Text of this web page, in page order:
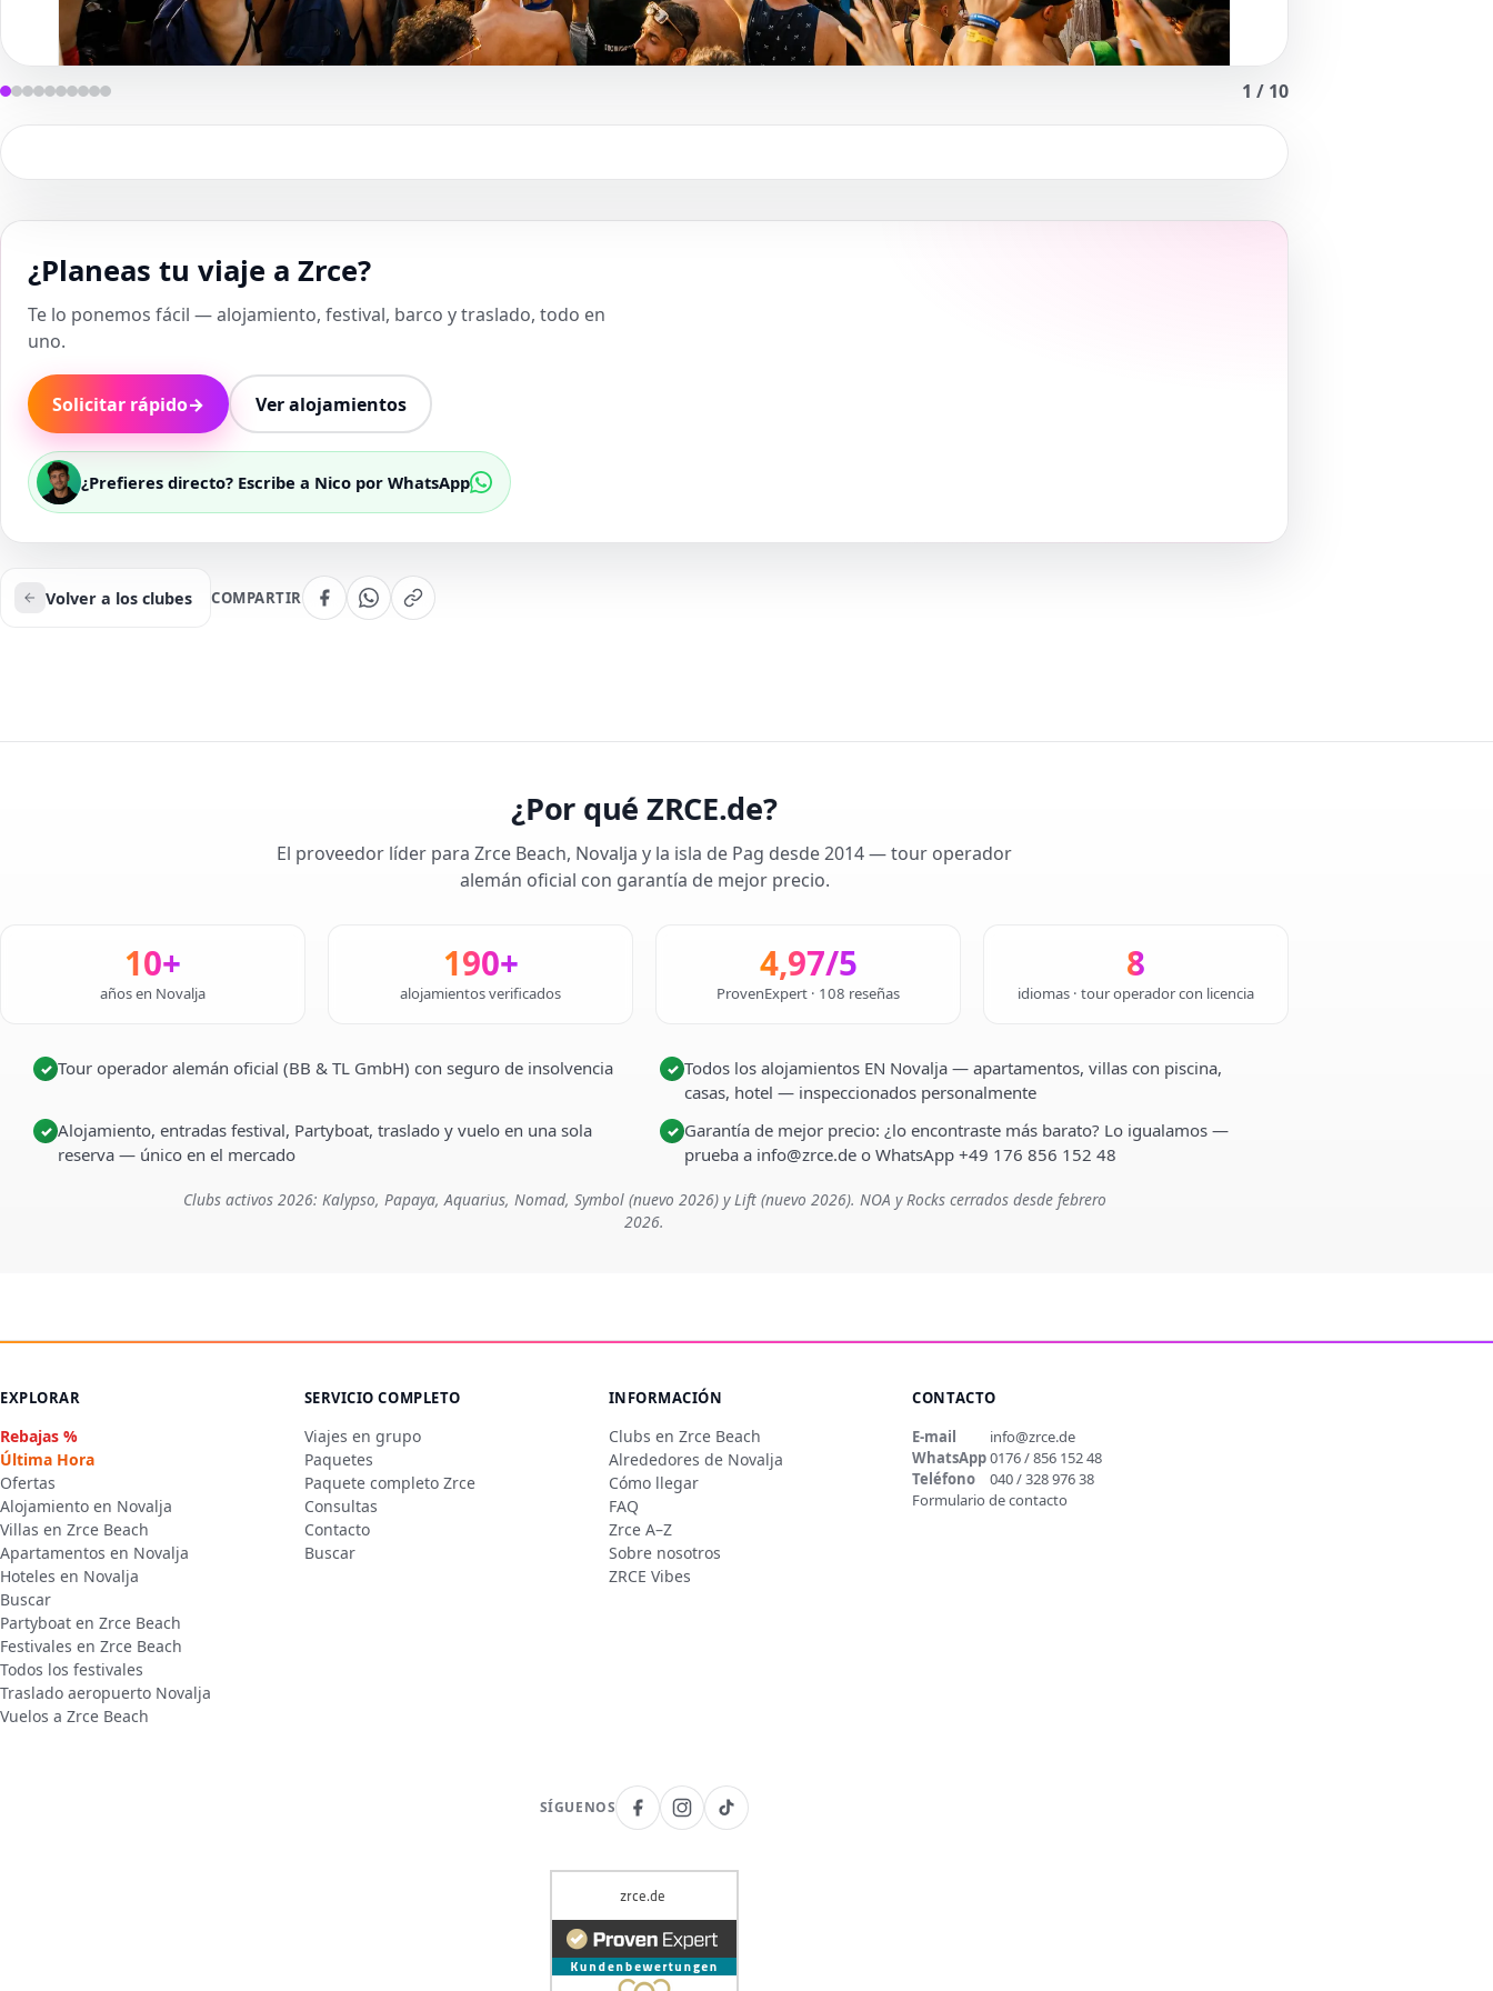
1 / 10
¿Planeas tu viaje a Zrce?
Te lo ponemos fácil — alojamiento, festival, barco y traslado, todo en
uno.
Solicitar rápido→ Ver alojamientos
¿Prefieres directo? Escribe a Nico por WhatsApp
Volver a los clubes COMPARTIR
¿Por qué ZRCE.de?
El proveedor líder para Zrce Beach, Novalja y la isla de Pag desde 2014 — tour operador
alemán oficial con garantía de mejor precio.
10+
años en Novalja
190+
alojamientos verificados
4,97/5
ProvenExpert · 108 reseñas
8
idiomas · tour operador con licencia
✓ Tour operador alemán oficial (BB & TL GmbH) con seguro de insolvencia ✓ Todos los alojamientos EN Novalja — apartamentos, villas con piscina,
casas, hotel — inspeccionados personalmente
✓ Alojamiento, entradas festival, Partyboat, traslado y vuelo en una sola
reserva — único en el mercado
✓ Garantía de mejor precio: ¿lo encontraste más barato? Lo igualamos —
prueba a info@zrce.de o WhatsApp +49 176 856 152 48
Clubs activos 2026: Kalypso, Papaya, Aquarius, Nomad, Symbol (nuevo 2026) y Lift (nuevo 2026). NOA y Rocks cerrados desde febrero
2026.
EXPLORAR
Rebajas %
Última Hora
Ofertas
Alojamiento en Novalja
Villas en Zrce Beach
Apartamentos en Novalja
Hoteles en Novalja
Buscar
Partyboat en Zrce Beach
Festivales en Zrce Beach
Todos los festivales
Traslado aeropuerto Novalja
Vuelos a Zrce Beach
SERVICIO COMPLETO
Viajes en grupo
Paquetes
Paquete completo Zrce
Consultas
Contacto
Buscar
INFORMACIÓN
Clubs en Zrce Beach
Alrededores de Novalja
Cómo llegar
FAQ
Zrce A–Z
Sobre nosotros
ZRCE Vibes
CONTACTO
E-mail
info@zrce.de
WhatsApp0176 / 856 152 48
Teléfono
040 / 328 976 38
Formulario de contacto
SÍGUENOS